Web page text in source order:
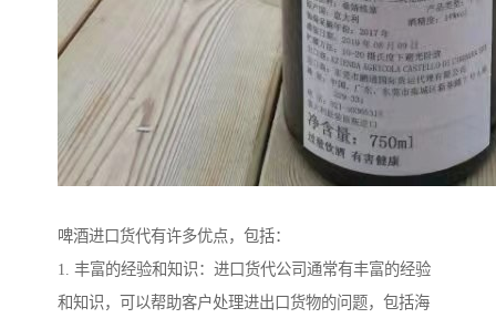
啤酒进口货代有许多优点，包括：
1. 丰富的经验和知识：进口货代公司通常有丰富的经验
和知识，可以帮助客户处理进出口货物的问题，包括海